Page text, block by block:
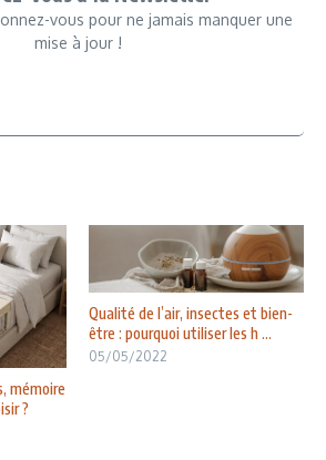
vous pour ne jamais manquer une
mise à jour !
mémoire
?
Qualité de l’air, insectes et bien-
être : pourquoi utiliser les h ...
05/05/2022